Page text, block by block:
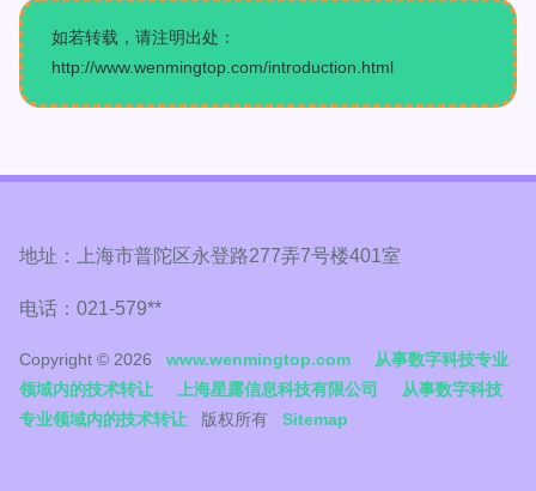
如若转载，请注明出处：
http://www.wenmingtop.com/introduction.html
地址：上海市普陀区永登路277弄7号楼401室
电话：021-579**
Copyright © 2026 www.wenmingtop.com
从事数字科技专业
领域内的技术转让
上海星露信息科技有限公司
从事数字科技
专业领域内的技术转让
版权所有 Sitemap